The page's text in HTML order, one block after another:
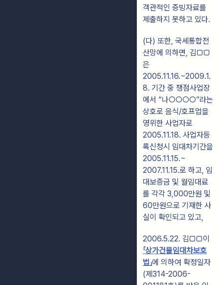
객관적인 증빙자료를
제출하지 못하고 있다.
(다) 또한, 국세통합전
산망에 의하면, 김□□
은
2005.11.16.~2009.1.
8. 기간 중 쟁점사업장
에서 “나○○○○”라는
상호로 음식/호프업을
영위한 사업자로
2005.11.18. 사업자등
록신청시 임대차기간을
2005.11.15.~
2007.11.15.로 하고, 임
대보증금 및 월임대료
를 각각 3,000만원 및
60만원으로 기재한 사
실이 확인되고 있고,
2006.5.22. 김□□이
「상가건물임대차보호
법」에 의하여 확정일자
(제314-2006-